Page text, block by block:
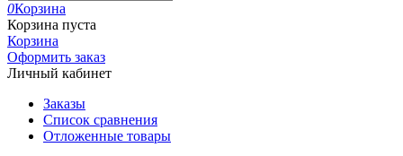
0Корзина
Корзина пуста
Корзина
Оформить заказ
Личный кабинет
Заказы
Список сравнения
Отложенные товары